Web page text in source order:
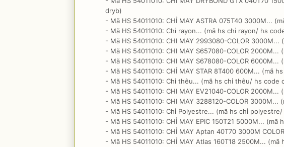
dryb)
- Mã HS 54011010: CHỈ MAY ASTRA 075T40 3000M...
- Mã HS 54011010: Chỉ rayon... (mã hs chỉ rayon/ hs
- Mã HS 54011010: CHI MAY 2993080-COLOR
- Mã HS 54011010: CHI MAY S657080-COLOR
- Mã HS 54011010: CHI MAY S678080-COLOR
- Mã HS 54011010: CHỈ MAY STAR 8T400 600M... (mã
- Mã HS 54011010: Chỉ thêu... (mã hs chỉ thêu/ hs code
- Mã HS 54011010: CHI MAY EV21040-COLOR
- Mã HS 54011010: CHI MAY 3288120-COLOR
- Mã HS 54011010: Chỉ Polyestre... (mã hs chỉ
- Mã HS 54011010: CHỈ MAY EPIC 150T21 5000M...
- Mã HS 54011010: CHỈ MAY Aptan 40T70 3000M
- Mã HS 54011010: CHỈ MAY Atlas 160T18 2500M...